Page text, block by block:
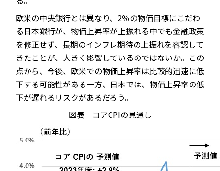
欧米の中央銀行とは異なり、2％の物価目標にこだわ
る日本銀行が、物価上昇率が上振れる中でも金融政策
を修正せず、長期のインフレ期待の上振れを容認して
きたことが、大きく影響しているのではないか。この
点から、今後、欧米での物価上昇率は比較的迅速に低
下する可能性がある一方、日本では、物価上昇率の低
下が遅れるリスクがあるだろう。
図表 コアCPIの見通し